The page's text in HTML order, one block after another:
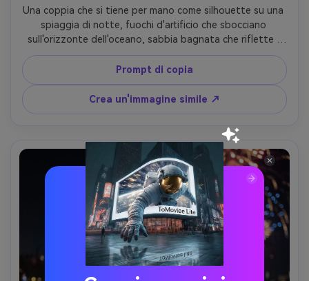
Una coppia che si tiene per mano come silhouette su una
spiaggia di notte, fuochi d'artificio che sbocciano
sull'orizzonte dell'oceano, sabbia bagnata che riflette i
colori, onde dolci, bordo di luce di luna sui loro contorni,
scattato su Canon 5D Mark IV, 35mm f/2, composizione
ampia con regola dei terzi, bagliore a lunga esposizione
senza highlights sovraffolgiti, texture d'acqua
fotorealistica, umore romantico sognante- -ar 4:5
Prompt di copia
Crea un'immagine simile ↗